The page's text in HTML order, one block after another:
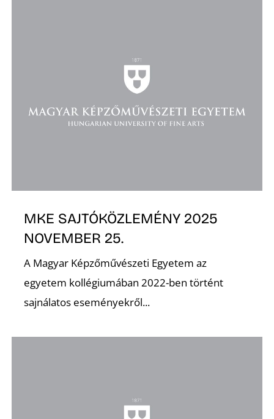
MKE SAJTÓKÖZLEMÉNY 2025
NOVEMBER 25.
A Magyar Képzőművészeti Egyetem az
egyetem kollégiumában 2022-ben történt
sajnálatos eseményekről...